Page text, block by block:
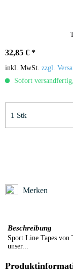
32,85 € *
inkl. MwSt. zzgl.
Sofort
Merken
Beschreibung
Sport Line Tapes
unser...